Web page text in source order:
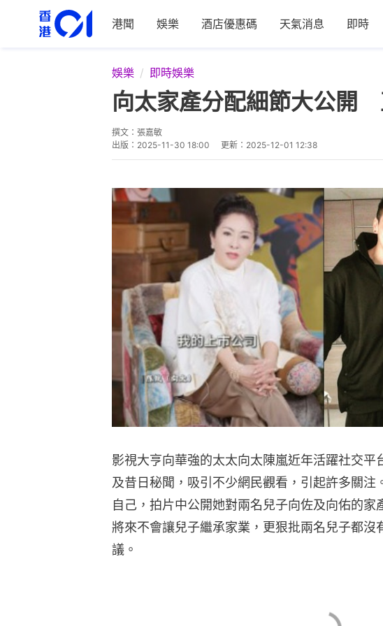
港聞 娛樂 酒店優惠碼 天氣消息 即時
娛樂 即時娛樂
向太家產分配細節大公開
撰文： 張嘉敏
出版： 2025-11-30 18:00 更新： 2025-12-01 12:38
影視大亨向華強的太太向太陳嵐近年活躍社交平
及昔日秘聞，吸引不少網民觀看，引起許多關注
自己，拍片中公開她對兩名兒子向佐及向佑的家
將來不會讓兒子繼承家業，更狠批兩名兒子都沒
議。